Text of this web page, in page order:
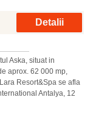
Detalii
Aska, situat in
aprox. 62 000 mp,
Resort&Spa se afla
Antalya, 12